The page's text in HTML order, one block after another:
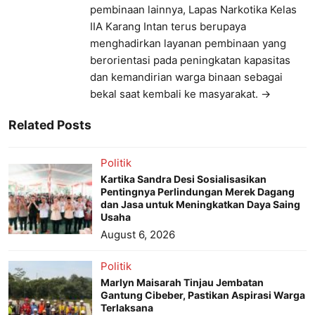
pembinaan lainnya, Lapas Narkotika Kelas
IIA Karang Intan terus berupaya
menghadirkan layanan pembinaan yang
berorientasi pada peningkatan kapasitas
dan kemandirian warga binaan sebagai
bekal saat kembali ke masyarakat. →
Related Posts
Politik
Kartika Sandra Desi Sosialisasikan
Pentingnya Perlindungan Merek Dagang
dan Jasa untuk Meningkatkan Daya Saing
Usaha
August 6, 2026
Politik
Marlyn Maisarah Tinjau Jembatan
Gantung Cibeber, Pastikan Aspirasi Warga
Terlaksana